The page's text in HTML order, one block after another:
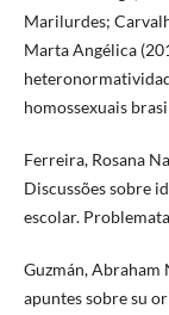
Marilurdes;
Marta Angélica
homossexuais
Ferreira, Rosana
Discussões sobre
escolar.
Guzmán, Abraham
apuntes sobre su